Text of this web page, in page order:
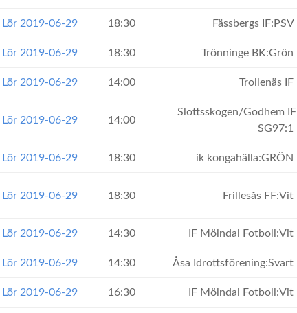
Lör 2019-06-29 18:30 Fässbergs IF:PSV
Lör 2019-06-29 18:30 Trönninge BK:Grön
Lör 2019-06-29 14:00 Trollenäs IF
Lör 2019-06-29 14:00
Slottsskogen/Godhem IF
SG97:1
Lör 2019-06-29 18:30 ik kongahälla:GRÖN
Lör 2019-06-29 18:30 Frillesås FF:Vit
Lör 2019-06-29 14:30 IF Mölndal Fotboll:Vit
Lör 2019-06-29 14:30 Åsa Idrottsförening:Svart
Lör 2019-06-29 16:30 IF Mölndal Fotboll:Vit